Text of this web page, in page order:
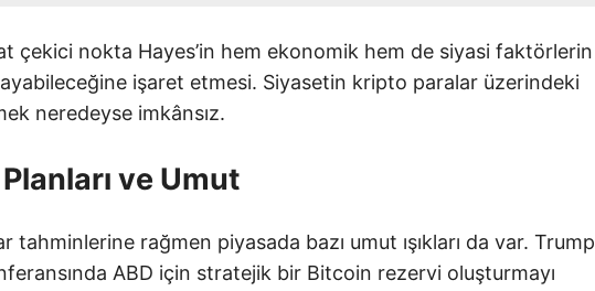
çekici nokta Hayes’in hem ekonomik hem de siyasi faktörlerin
işaret etmesi. Siyasetin kripto paralar üzerindeki
neredeyse imkânsız.
ve Umut
tahminlerine rağmen piyasada bazı umut ışıkları da var. Trump
ABD için stratejik bir Bitcoin rezervi oluşturmayı